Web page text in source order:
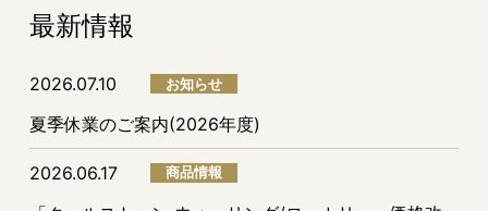
最新情報
2026.07.10 お知らせ
夏季休業のご案内(2026年度)
2026.06.17 商品情報